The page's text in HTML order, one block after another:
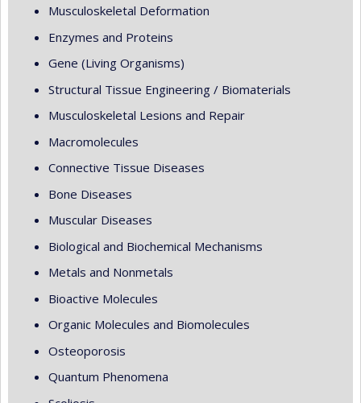
Musculoskeletal Deformation
Enzymes and Proteins
Gene (Living Organisms)
Structural Tissue Engineering / Biomaterials
Musculoskeletal Lesions and Repair
Macromolecules
Connective Tissue Diseases
Bone Diseases
Muscular Diseases
Biological and Biochemical Mechanisms
Metals and Nonmetals
Bioactive Molecules
Organic Molecules and Biomolecules
Osteoporosis
Quantum Phenomena